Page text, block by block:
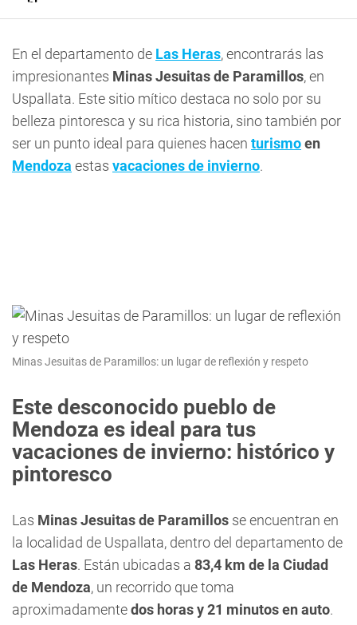
En el departamento de Las Heras, encontrarás las
impresionantes Minas Jesuitas de Paramillos, en
Uspallata. Este sitio mítico destaca no solo por su
belleza pintoresca y su rica historia, sino también por
ser un punto ideal para quienes hacen turismoen
Mendoza estas vacaciones de invierno.
Minas Jesuitas de Paramillos: un lugar de reflexión y respeto
Este desconocido pueblo de
Mendoza es ideal para tus
vacaciones de invierno: histórico y
pintoresco
Las Minas Jesuitas de Paramillos se encuentran en
la localidad de Uspallata, dentro del departamento de
Las Heras. Están ubicadas a 83,4 km de la Ciudad
de Mendoza, un recorrido que toma
aproximadamentedos horas y 21 minutos en auto.